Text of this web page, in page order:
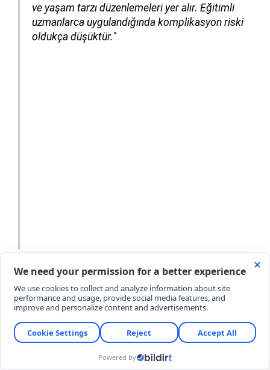
ve yaşam tarzı düzenlemeleri yer alır. Eğitimli
uzmanlarca uygulandığında komplikasyon riski
oldukça düşüktür."
YORUMLAR
YORUM YAZ